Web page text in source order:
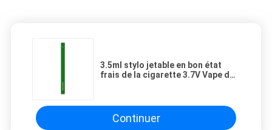
3.5ml stylo jetable en bon état
frais de la cigarette 3.7V Vape du
Continuer